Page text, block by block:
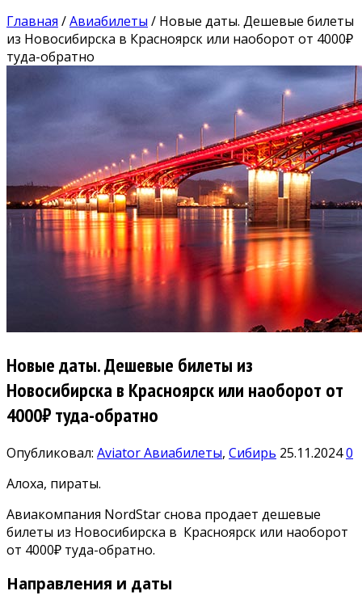
Главная /Авиабилеты / Новые даты. Дешевые билеты
из Новосибирска в Красноярск или наоборот от 4000₽
туда-обратно
Новые даты. Дешевые билеты из
Новосибирска в Красноярск или наоборот от
4000₽ туда-обратно
Опубликовал: AviatorАвиабилеты, Сибирь 25.11.20240
Алоха, пираты.
Авиакомпания NordStar снова продает дешевые
билеты из Новосибирска в Красноярск или наоборот
от 4000₽ туда-обратно.
Направления и даты